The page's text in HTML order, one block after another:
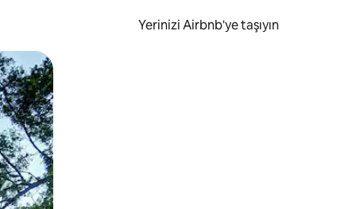
Yerinizi Airbnb'ye taşıyın